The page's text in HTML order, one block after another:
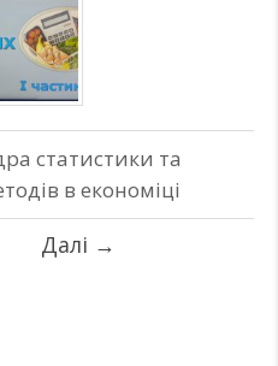
статистики та
в економіці
Далі →